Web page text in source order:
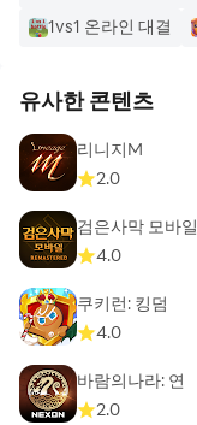
1vs1 온라인 대결
유사한 콘텐츠
리니지M
2.0
검은사막 모바일
4.0
쿠키런: 킹덤
4.0
바람의나라: 연
2.0